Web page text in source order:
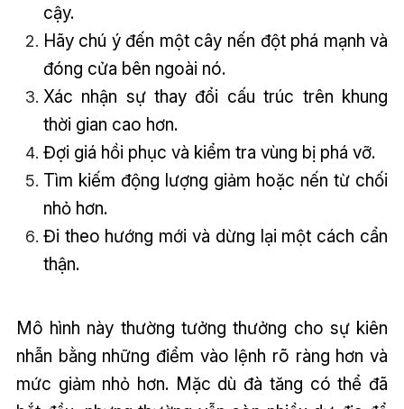
cậy.
Hãy chú ý đến một cây nến đột phá mạnh và
đóng cửa bên ngoài nó.
Xác nhận sự thay đổi cấu trúc trên khung
thời gian cao hơn.
Đợi giá hồi phục và kiểm tra vùng bị phá vỡ.
Tìm kiếm động lượng giảm hoặc nến từ chối
nhỏ hơn.
Đi theo hướng mới và dừng lại một cách cẩn
thận.
Mô hình này thường tưởng thưởng cho sự kiên
nhẫn bằng những điểm vào lệnh rõ ràng hơn và
mức giảm nhỏ hơn. Mặc dù đà tăng có thể đã